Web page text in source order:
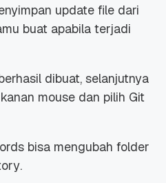
update file dari
buat apabila terjadi
dibuat, selanjutnya
mouse dan pilih Git
bisa mengubah folder
.